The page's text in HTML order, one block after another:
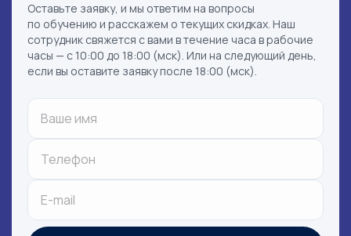
Оставьте заявку, и мы ответим на вопросы
по обучению и расскажем о текущих скидках. Наш
сотрудник свяжется с вами в течение часа в рабочие
часы — с 10:00 до 18:00 (мск). Или на следующий день,
если вы оставите заявку после 18:00 (мск).